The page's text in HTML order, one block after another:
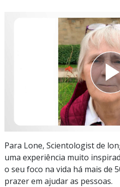
Para Lone, Scientologist de
uma experiência muito
o seu foco na vida há mais de
prazer em ajudar as pessoas.